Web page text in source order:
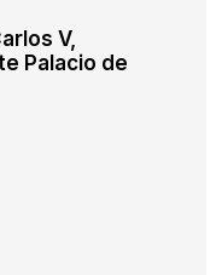
V,
Palacio de